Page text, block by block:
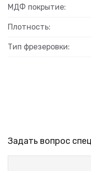
МДФ покрытие:
Плотность:
Тип фрезеровки:
Задать вопрос